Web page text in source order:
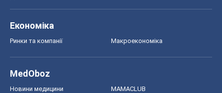
Економіка
Ринки та компанії Макроекономіка
MedOboz
Новини медицини MAMACLUB